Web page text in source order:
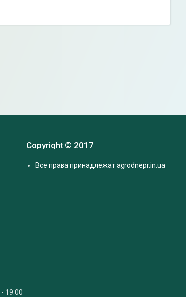
Copyright © 2017
Все права принадлежат agrodnepr.in.ua
19:00